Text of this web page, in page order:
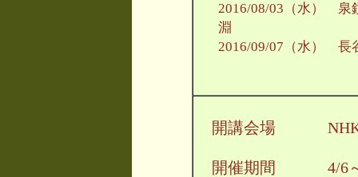
2016/08/03（水） 泉
淵
2016/09/07（水） 長
開講会場 NHK
開催期間 4/6～